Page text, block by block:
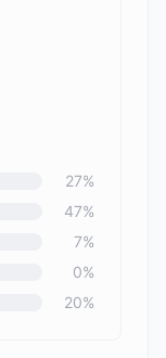
27%
47%
7%
0%
20%